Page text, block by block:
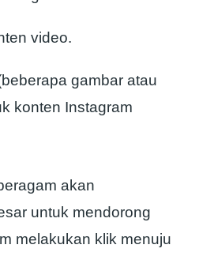
video.
gambar atau
konten Instagram
akan
untuk mendorong
melakukan klik menuju